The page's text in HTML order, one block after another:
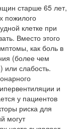
старше 65 лет,
пожилого
клетке при
Вместо этого
как боль в
(более чем
или слабость.
и
у пациентов
риска для
могут